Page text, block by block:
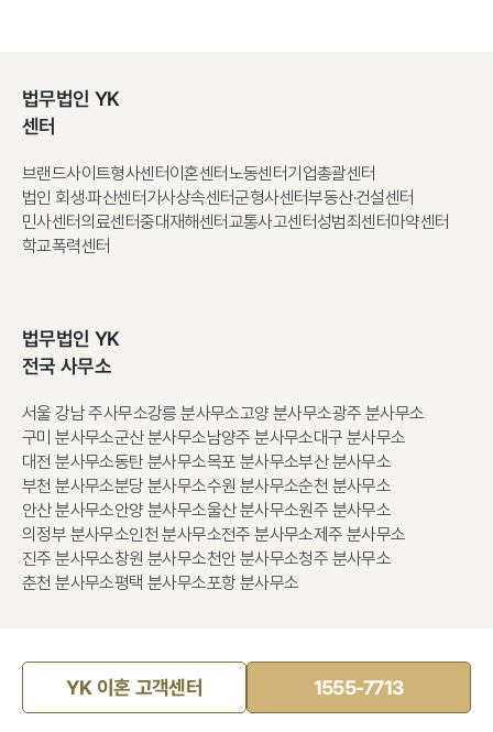
법무법인 YK
센터
브랜드사이트형사센터이혼센터노동센터기업총괄센터
법인 회생·파산센터가사상속센터군형사센터부동산·건설센터
민사센터의료센터중대재해센터교통사고센터성범죄센터마약센터
학교폭력센터
법무법인 YK
전국 사무소
서울 강남 주사무소강릉 분사무소고양 분사무소광주 분사무소
구미 분사무소군산 분사무소남양주 분사무소대구 분사무소
대전 분사무소동탄 분사무소목포 분사무소부산 분사무소
부천 분사무소분당 분사무소수원 분사무소순천 분사무소
안산 분사무소안양 분사무소울산 분사무소원주 분사무소
의정부 분사무소인천 분사무소전주 분사무소제주 분사무소
진주 분사무소창원 분사무소천안 분사무소청주 분사무소
춘천 분사무소평택 분사무소포항 분사무소
YK 이혼 고객센터 1555-7713